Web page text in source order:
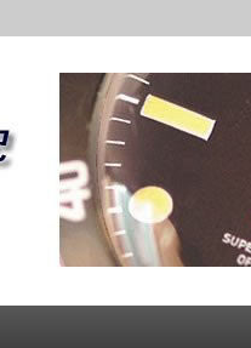
ロレック